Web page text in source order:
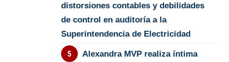
distorsiones contables y debilidades
de control en auditoría a la
Superintendencia de Electricidad
Alexandra MVP realiza íntima